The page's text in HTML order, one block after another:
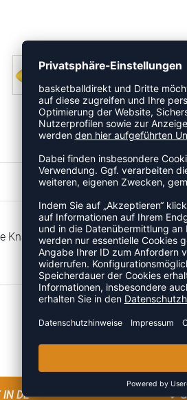
Knautschball. Ein Ausrüstungsteil,
IN DE